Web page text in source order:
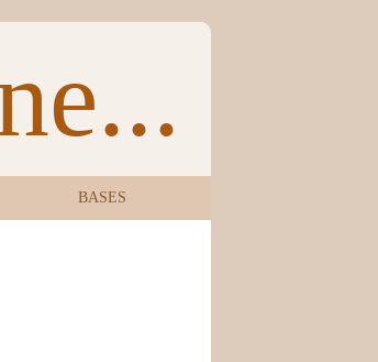
BASES